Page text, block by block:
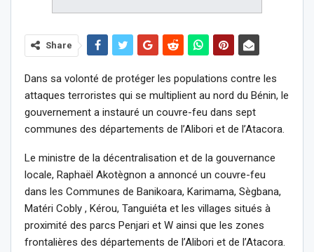
Share
Dans sa volonté de protéger les populations contre les
attaques terroristes qui se multiplient au nord du Bénin, le
gouvernement a instauré un couvre-feu dans sept
communes des départements de l’Alibori et de l’Atacora.
Le ministre de la décentralisation et de la gouvernance
locale, Raphaël Akotègnon a annoncé un couvre-feu
dans les Communes de Banikoara, Karimama, Sègbana,
Matéri Cobly , Kérou, Tanguiéta et les villages situés à
proximité des parcs Penjari et W ainsi que les zones
frontalières des départements de l’Alibori et de l’Atacora.